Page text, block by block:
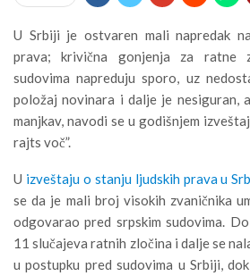
U Srbiji je ostvaren mali napredak
prava; krivična gonjenja za ratne
sudovima napreduju sporo, uz
položaj novinara i dalje je nesiguran,
manjkav, navodi se u godišnjem
rajts voč”.
U izveštaju o stanju ljudskih prava u
se da je mali broj visokih zvaničnika
odgovarao pred srpskim sudovima.
11 slučajeva ratnih zločina i dalje se
u postupku pred sudovima u Srbiji,